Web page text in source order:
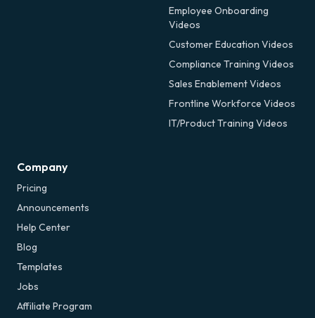
Employee Onboarding
Videos
Customer Education Videos
Compliance Training Videos
Sales Enablement Videos
Frontline Workforce Videos
IT/Product Training Videos
Company
Pricing
Announcements
Help Center
Blog
Templates
Jobs
Affiliate Program